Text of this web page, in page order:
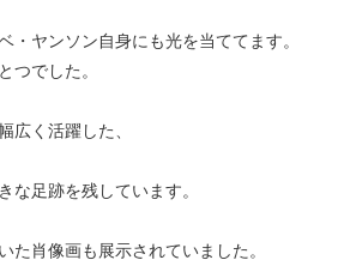
・ヤンソン自身にも光を当ててます。
つでした。
広く活躍した、
な足跡を残しています。
た肖像画も展示されていました。